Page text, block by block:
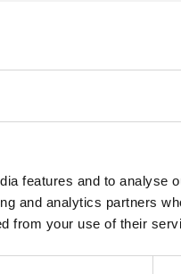
features and to analyse
and analytics partners
from your use of their